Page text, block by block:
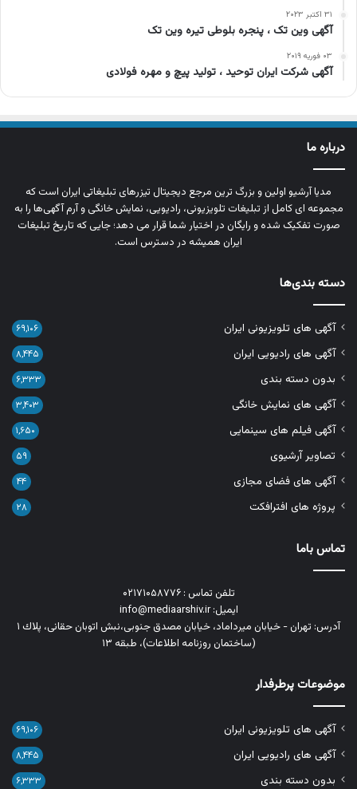
۳۱ اکتبر ۲۰۲۳
آگهی وین تک ، پنجره بلوطی تیره وین تک
۰۳ فوریه ۲۰۱۹
آگهی شرکت ایران توحید ، تولید پیچ و مهره فولادی
درباره ما
مدیا آرشیو اولین و بزرگ‌ ترین مرجع دیجیتال تیزرهای تبلیغاتی ایران است که
مجموعه‌ ای کامل از تبلیغات تلویزیونی، رادیویی، نمایش خانگی و آرم‌ آگهی‌ها را به‌
صورت تفکیک‌ شده و رایگان در اختیار شما قرار می‌ دهد؛ جایی که تاریخ تبلیغات
ایران همیشه در دسترس است.
دسته بندی‌ها
آگهی های تلویزیونی ایران ۶۹,۱۰۶
آگهی های رادیویی ایران ۸,۴۴۵
بدون دسته بندی ۶,۳۳۳
آگهی های نمایش خانگی ۳,۴۰۳
آگهی فیلم های سینمایی ۱,۶۵۰
تصاویر آرشیوی ۵۹
آگهی های فضای مجازی ۴۴
پروژه های افترافکت ۲۸
تماس باما
تلفن تماس : ۰۲۱۷۱۰۵۸۷۷۶
ایمیل: info@mediaarshiv.ir
آدرس: تهران - خیابان میرداماد، خیابان مصدق جنوبی،نبش اتوبان حقانی، پلاك ١
(ساختمان روزنامه اطلاعات)، طبقه ۱۳
موضوعات پرطرفدار
آگهی های تلویزیونی ایران ۶۹,۱۰۶
آگهی های رادیویی ایران ۸,۴۴۵
بدون دسته بندی ۶,۳۳۳